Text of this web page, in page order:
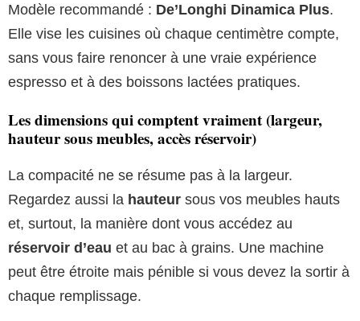
Modèle recommandé : De’Longhi Dinamica Plus.
Elle vise les cuisines où chaque centimètre compte,
sans vous faire renoncer à une vraie expérience
espresso et à des boissons lactées pratiques.
Les dimensions qui comptent vraiment (largeur,
hauteur sous meubles, accès réservoir)
La compacité ne se résume pas à la largeur.
Regardez aussi la hauteur sous vos meubles hauts
et, surtout, la manière dont vous accédez au
réservoir d’eau et au bac à grains. Une machine
peut être étroite mais pénible si vous devez la sortir à
chaque remplissage.